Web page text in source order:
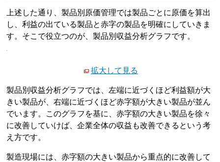
上述した通り、製品別原価管理では製品ごとに原価を算出
し、利益の出ている製品と赤字の製品を明確にしていきま
す。そこで役立つのが、製品別収益分析グラフです。
拡大して見る
製品別収益分析グラフでは、左端に近づくほど利益額が大
きい製品が、右端に近づくほど赤字額が大きい製品が並ん
でいます。このグラフを基に、赤字額の大きい製品を徐々
に改善していけば、企業全体の収益も改善できるという考
え方です。
製造現場には、赤字額の大きい製品から重点的に改善して